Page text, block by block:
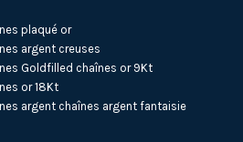
plaqué or
argent creuses
Goldfilled chaînes or 9Kt
or 18Kt
argent chaînes argent fantaisie